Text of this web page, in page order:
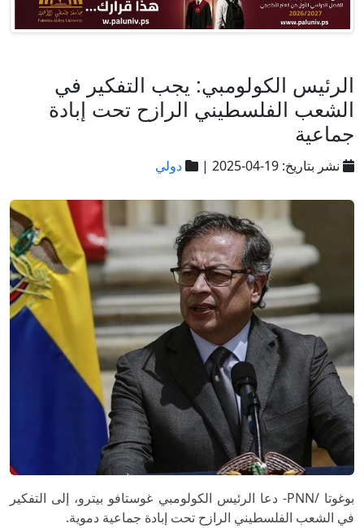
الرئيس الكولومبي: يجب التفكير في
الشعب الفلسطيني الرازح تحت إبادة
جماعية
نشر بتاريخ: 19-04-2025 | دولي
بوغوتا /PNN- دعا الرئيس الكولومبي غوستافو بيترو، إلى التفكير
في الشعب الفلسطيني الرازح تحت إبادة جماعية دموية.